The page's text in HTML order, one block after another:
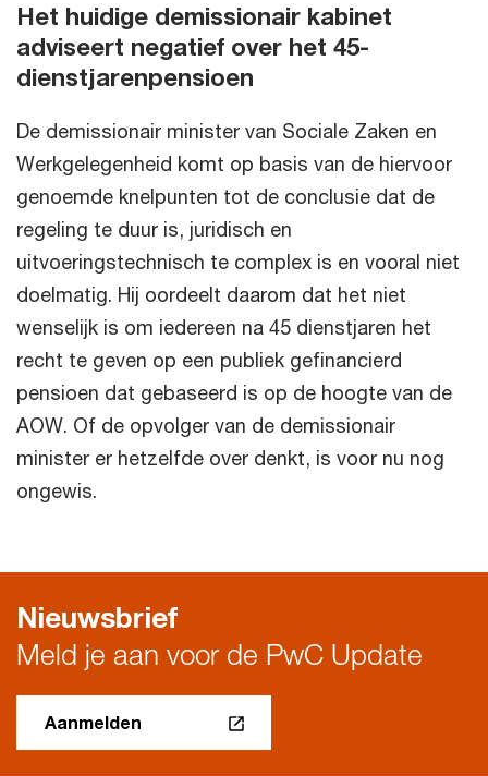
Het huidige demissionair kabinet
adviseert negatief over het 45-
dienstjarenpensioen
De demissionair minister van Sociale Zaken en
Werkgelegenheid komt op basis van de hiervoor
genoemde knelpunten tot de conclusie dat de
regeling te duur is, juridisch en
uitvoeringstechnisch te complex is en vooral niet
doelmatig. Hij oordeelt daarom dat het niet
wenselijk is om iedereen na 45 dienstjaren het
recht te geven op een publiek gefinancierd
pensioen dat gebaseerd is op de hoogte van de
AOW. Of de opvolger van de demissionair
minister er hetzelfde over denkt, is voor nu nog
ongewis.
Nieuwsbrief
Meld je aan voor de PwC Update
Aanmelden